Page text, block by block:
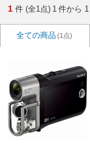
1 件 (全1点) 1 件から 1
全ての商品 (1点)